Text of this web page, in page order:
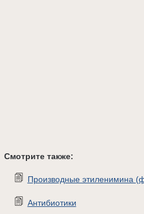
Смотрите также:
Производные этиленимина
Антибиотики